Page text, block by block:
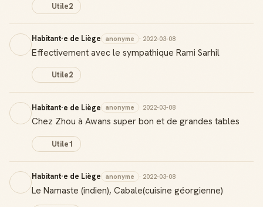
Utile2
Habitant·e de Liège anonyme · 2022-03-08
Effectivement avec le sympathique Rami Sarhil
Utile2
Habitant·e de Liège anonyme · 2022-03-08
Chez Zhou à Awans super bon et de grandes tables
Utile1
Habitant·e de Liège anonyme · 2022-03-08
Le Namaste (indien), Cabale(cuisine géorgienne)